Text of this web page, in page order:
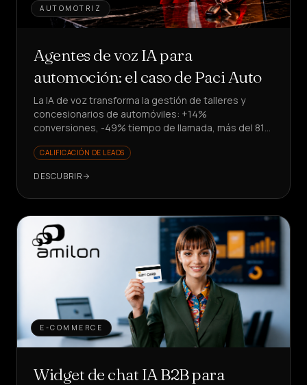
AUTOMOTRIZ
Agentes de voz IA para
automoción: el caso de Paci Auto
La IA de voz transforma la gestión de talleres y
concesionarios de automóviles: +14%
conversiones, -49% tiempo de llamada, más del 81%
contratar?
CALIFICACIÓN DE LEADS
DESCUBRIR
E-COMMERCE
Widget de chat IA B2B para